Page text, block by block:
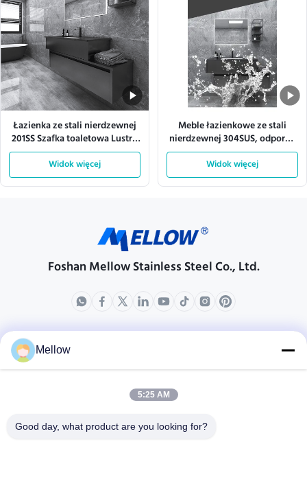
Łazienka ze stali nierdzewnej
201SS Szafka toaletowa Lustro
Przechowywanie Montowane
na ścianie
Widok więcej
Meble łazienkowe ze stali
nierdzewnej 304SUS, odporne
na wilgoć, szafka pod
umywalkę
Widok więcej
Foshan Mellow Stainless Steel Co., Ltd.
produkty
Profil przedsiębiorstwa
Wycieczka po fabryce
Sprawy
Mellow
5:25 AM
Good day, what product are you looking for?